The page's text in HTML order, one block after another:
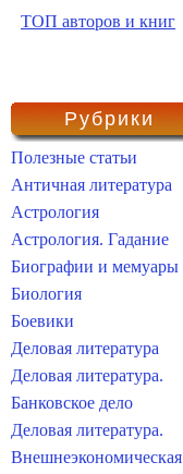
ТОП авторов и книг
Рубрики
Полезные статьи
Античная литература
Астрология
Астрология. Гадание
Биографии и мемуары
Биология
Боевики
Деловая литература
Деловая литература.
Банковское дело
Деловая литература.
Внешнеэкономическая